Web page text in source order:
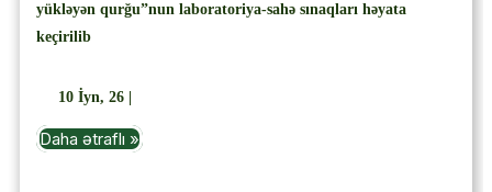
yükləyən qurğu”nun laboratoriya-sahə sınaqları həyata
keçirilib
10 İyn, 26
Daha ətraflı »